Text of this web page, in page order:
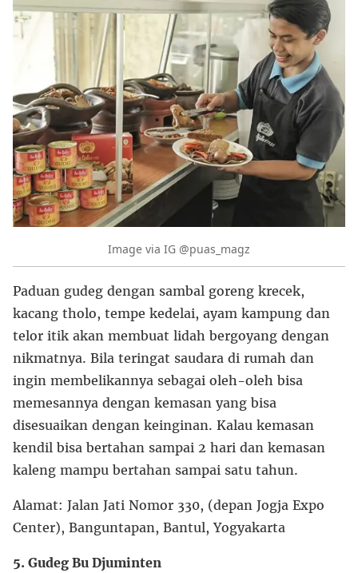
Image via IG @puas_magz
Paduan gudeg dengan sambal goreng krecek,
kacang tholo, tempe kedelai, ayam kampung dan
telor itik akan membuat lidah bergoyang dengan
nikmatnya. Bila teringat saudara di rumah dan
ingin membelikannya sebagai oleh-oleh bisa
memesannya dengan kemasan yang bisa
disesuaikan dengan keinginan. Kalau kemasan
kendil bisa bertahan sampai 2 hari dan kemasan
kaleng mampu bertahan sampai satu tahun.
Alamat: Jalan Jati Nomor 330, (depan Jogja Expo
Center), Banguntapan, Bantul, Yogyakarta
5. Gudeg Bu Djuminten